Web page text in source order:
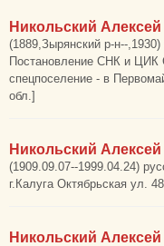
Никольский
(1889,Зырянский р-н--
Постановление СНК и ЦИК
спецпоселение - в
обл.]
Никольский
(1909.09.07--1999.04.24)
г.Калуга Октябрьская ул.
Никольский